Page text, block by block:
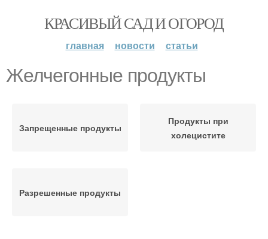
КРАСИВЫЙ САД И ОГОРОД
главная новости статьи
Желчегонные продукты
Запрещенные продукты
Продукты при
холецистите
Разрешенные продукты